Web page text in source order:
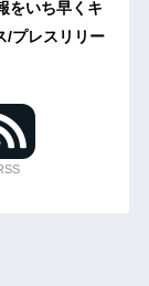
をいち早くキ
/プレスリリー